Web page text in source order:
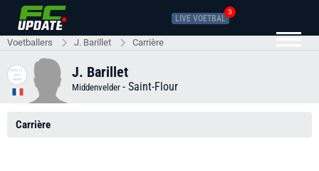
LIVE VOETBAL
3
Voetballers J. Barillet Carrière
J. Barillet
Middenvelder - Saint-Flour
Carrière